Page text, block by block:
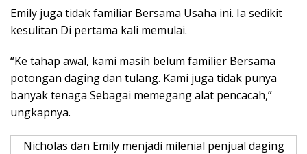
Emily juga tidak familiar Bersama Usaha ini. Ia sedikit
kesulitan Di pertama kali memulai.
“Ke tahap awal, kami masih belum familier Bersama
potongan daging dan tulang. Kami juga tidak punya
banyak tenaga Sebagai memegang alat pencacah,”
ungkapnya.
Nicholas dan Emily menjadi milenial penjual daging